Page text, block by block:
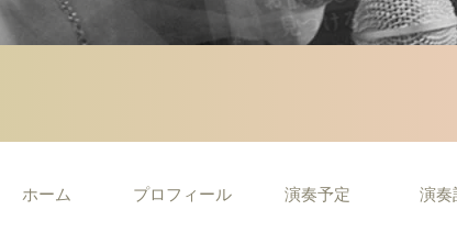
ホーム プロフィール 演奏予定 演奏